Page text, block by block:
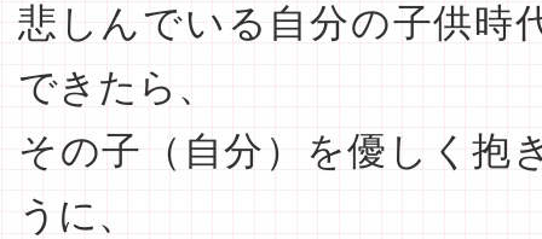
悲しんでいる自分の子供時
できたら、
その子（自分）を優しく抱
うに、